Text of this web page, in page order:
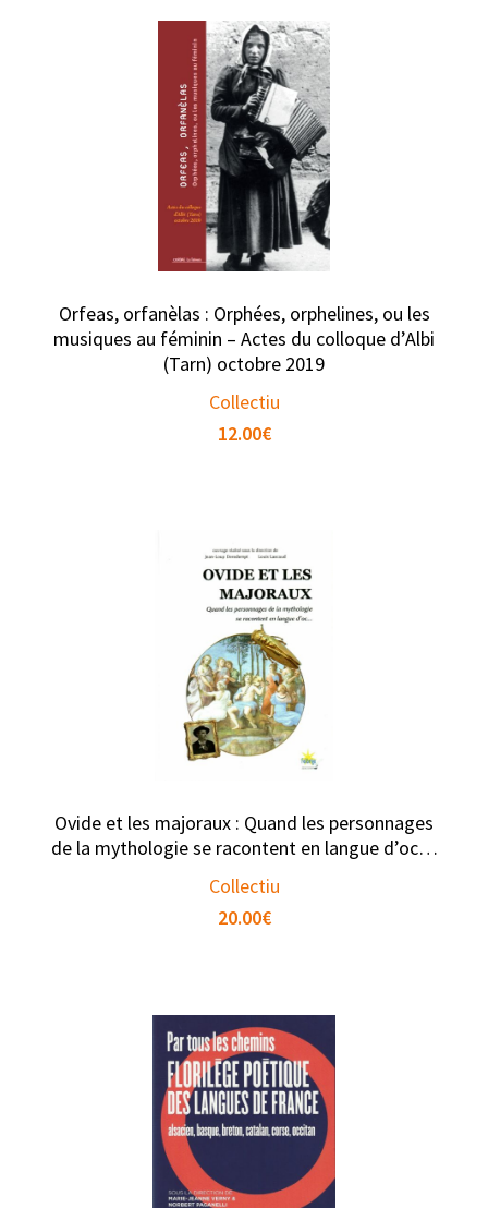
Orfeas, orfanèlas : Orphées, orphelines, ou les
musiques au féminin – Actes du colloque d’Albi
(Tarn) octobre 2019
Collectiu
12.00€
Ovide et les majoraux : Quand les personnages
de la mythologie se racontent en langue d’oc…
Collectiu
20.00€